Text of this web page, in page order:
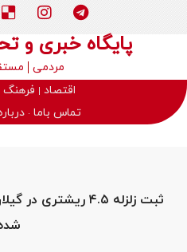
پایگاه خبری و
مردمی
اقتصاد
فرهنگ
تماس باما